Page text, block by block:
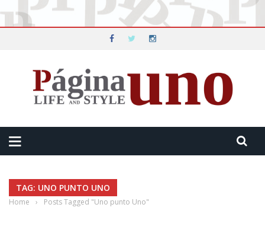
TAG: UNO PUNTO UNO
Home › Posts Tagged "Uno punto Uno"